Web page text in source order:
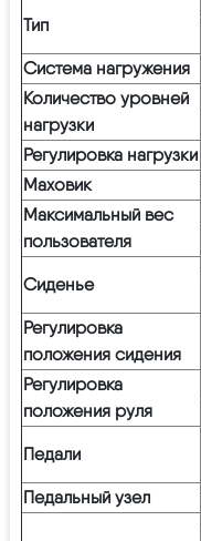
Тип
Система нагружения
Количество уровней
нагрузки
Регулировка нагрузки
Маховик
Максимальный вес
пользователя
Сиденье
Регулировка
положения сидения
Регулировка
положения руля
Педали
Педальный узел